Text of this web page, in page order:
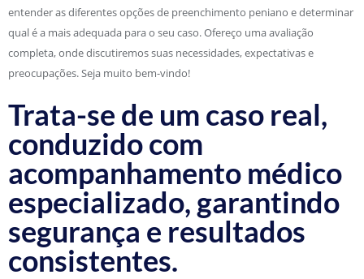
entender as diferentes opções de preenchimento peniano e determinar
qual é a mais adequada para o seu caso. Ofereço uma avaliação
completa, onde discutiremos suas necessidades, expectativas e
preocupações. Seja muito bem-vindo!
Trata-se de um caso real,
conduzido com
acompanhamento médico
especializado, garantindo
segurança e resultados
consistentes.